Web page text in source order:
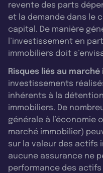
revente des parts
et la demande dans le
capital. De manière
l’investissement en
immobiliers doit
Risques liés au marché
investissements
inhérents à la
immobiliers. De
générale à l’économie
marché immobilier)
sur la valeur des actifs
aucune assurance ne
performance des